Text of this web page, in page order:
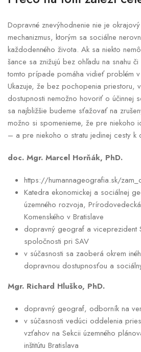
Dopravné znevýhodnenie nie je
mechanizmus, ktorým sa sociálne
každodenného života. Ak sa niekto
šance sa znižujú bez ohľadu na snahu
tomto prípade pomáha vidieť problém v
Ukazuje, že bez pochopenia priestoru,
dostupnosti nemožno hovoriť o účinnej
sa najbližšie budeme sťažovať na
možno si spomenieme, že pre niekoho
– a pre niekoho o stratu jedinej cesty k
doc. Mgr. Marcel Horňák, PhD.
https://humannageografia.sk/
Katedra ekonomickej a sociálnej
územného rozvoja,
Komenského v Bratislave
dopravný geograf a viceprezident
spoločnosti pri SAV
v súčasnosti sa zaoberá okrem
dopravnou dostupnosťou a
Mgr. Richard Hluško, PhD.
dopravný geograf, odborník na
v súčasnosti vedúci oddelenia
vzťahov na Sekcii územného
inštitútu Bratislava